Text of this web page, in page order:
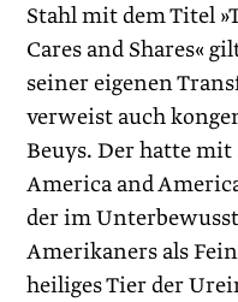
Stahl mit dem Titel
Cares and Shares«
seiner eigenen
verweist auch
Beuys. Der hatte
America and
der im
Amerikaners als
heiliges Tier der